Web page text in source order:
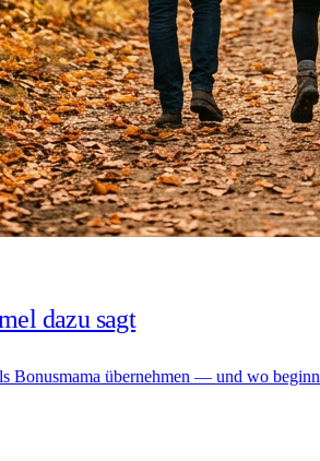
dazu sagt
übernehmen — und wo